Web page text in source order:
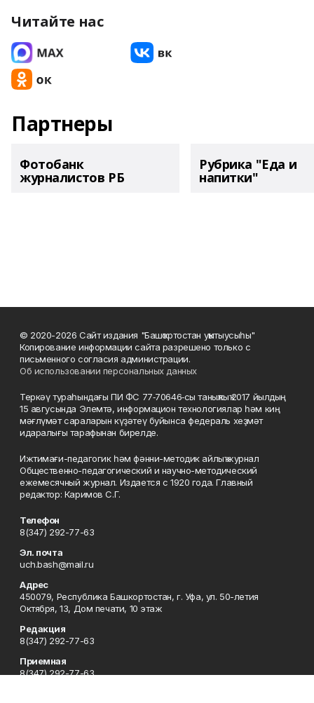
Читайте нас
Партнеры
Фотобанк
журналистов РБ
Рубрика "Еда и
напитки"
© 2020-2026 Сайт издания "Башҡортостан уҡытыусыһы"
Копирование информации сайта разрешено только с
письменного согласия администрации.
Об использовании персональных данных
Теркәү тураһындағы ПИ ФС 77‑70646‑сы таныҡлыҡ 2017 йылдың
15 авгусында Элемтә, информацион технологиялар һәм киң
мәғлүмәт сараларын күҙәтеү буйынса федераль хеҙмәт
идаралығы тарафынан бирелде.
Ижтимағи-педагогик һәм фәнни-методик айлыҡ журнал
Общественно-педагогический и научно-методический
ежемесячный журнал. Издается с 1920 года. Главный
редактор: Каримов С.Г.
Телефон
8(347) 292-77-63
Эл. почта
uch.bash@mail.ru
Адрес
450079, Республика Башкортостан, г. Уфа, ул. 50-летия
Октября, 13, Дом печати, 10 этаж
Редакция
8(347) 292-77-63
Приемная
8(347) 292-77-63